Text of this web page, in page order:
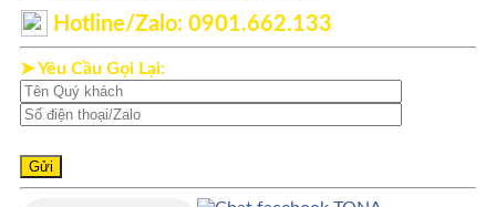
Hotline/Zalo: 0901.662.133
➤ Yêu Cầu Gọi Lại: